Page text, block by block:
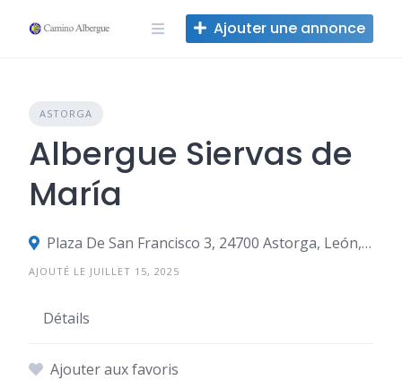
Ajouter une annonce
ASTORGA
Albergue Siervas de
María
Plaza De San Francisco 3, 24700 Astorga, León, Espagne
AJOUTÉ LE JUILLET 15, 2025
Détails
Ajouter aux favoris